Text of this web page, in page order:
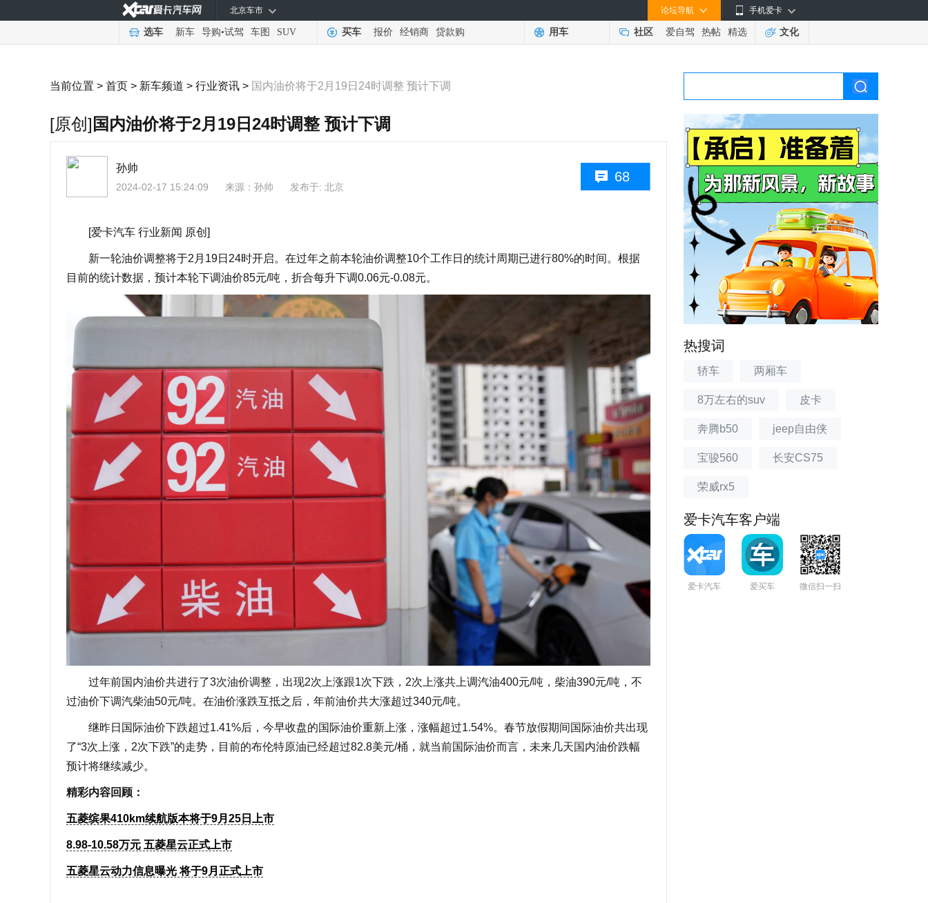
手机爱卡
论坛导航
北京车市
选车 新车 导购•试驾 车图 SUV 买车 报价 经销商 贷款购 用车 社区 爱自驾 热帖 精选 文化
当前位置 > 首页 > 新车频道 > 行业资讯 > 国内油价将于2月19日24时调整 预计下调
[原创] 国内油价将于2月19日24时调整 预计下调
68
孙帅
2024-02-17 15:24:09 来源： 孙帅 发布于: 北京
[爱卡汽车 行业新闻 原创]
新一轮油价调整将于2月19日24时开启。在过年之前本轮油价调整10个工作日的统计周期已进行80%的时间。根据
目前的统计数据，预计本轮下调油价85元/吨，折合每升下调0.06元-0.08元。
过年前国内油价共进行了3次油价调整，出现2次上涨跟1次下跌，2次上涨共上调汽油400元/吨，柴油390元/吨，不
过油价下调汽柴油50元/吨。在油价涨跌互抵之后，年前油价共大涨超过340元/吨。
继昨日国际油价下跌超过1.41%后，今早收盘的国际油价重新上涨，涨幅超过1.54%。春节放假期间国际油价共出现
了“3次上涨，2次下跌”的走势，目前的布伦特原油已经超过82.8美元/桶，就当前国际油价而言，未来几天国内油价跌幅
预计将继续减少。
精彩内容回顾：
五菱缤果410km续航版本将于9月25日上市
8.98-10.58万元 五菱星云正式上市
五菱星云动力信息曝光 将于9月正式上市
热搜词
轿车 两厢车
8万左右的suv 皮卡
奔腾b50 jeep自由侠
宝骏560 长安CS75
荣威rx5
爱卡汽车客户端
爱卡汽车 爱买车 微信扫一扫